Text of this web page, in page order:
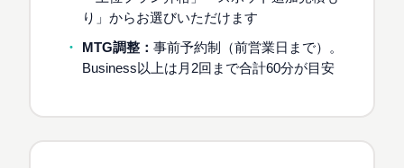
り」からお選びいただけます
MTG調整： 事前予約制（前営業日まで）。
Business以上は月2回まで合計60分が目安